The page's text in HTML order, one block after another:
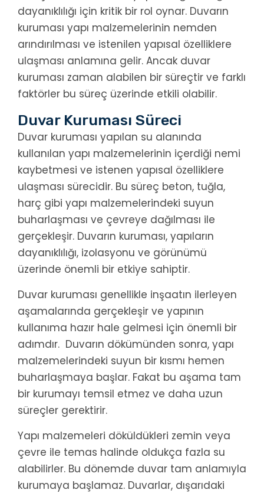
dayanıklılığı için kritik bir rol oynar. Duvarın
kuruması yapı malzemelerinin nemden
arındırılması ve istenilen yapısal özelliklere
ulaşması anlamına gelir. Ancak duvar
kuruması zaman alabilen bir süreçtir ve farklı
faktörler bu süreç üzerinde etkili olabilir.
Duvar Kuruması Süreci
Duvar kuruması yapılan su alanında
kullanılan yapı malzemelerinin içerdiği nemi
kaybetmesi ve istenen yapısal özelliklere
ulaşması sürecidir. Bu süreç beton, tuğla,
harç gibi yapı malzemelerindeki suyun
buharlaşması ve çevreye dağılması ile
gerçekleşir. Duvarın kuruması, yapıların
dayanıklılığı, izolasyonu ve görünümü
üzerinde önemli bir etkiye sahiptir.
Duvar kuruması genellikle inşaatın ilerleyen
aşamalarında gerçekleşir ve yapının
kullanıma hazır hale gelmesi için önemli bir
adımdır. Duvarın dökümünden sonra, yapı
malzemelerindeki suyun bir kısmı hemen
buharlaşmaya başlar. Fakat bu aşama tam
bir kurumayı temsil etmez ve daha uzun
süreçler gerektirir.
Yapı malzemeleri döküldükleri zemin veya
çevre ile temas halinde oldukça fazla su
alabilirler. Bu dönemde duvar tam anlamıyla
kurumaya başlamaz. Duvarlar, dışarıdaki